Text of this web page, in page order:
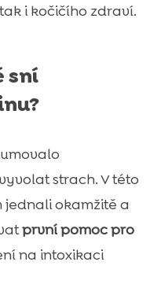
i kočičího zdraví.
sní
strach. V této
jednali okamžitě a
první pomoc pro
na intoxikaci